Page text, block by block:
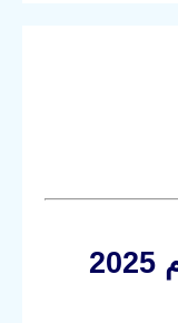
العمل الموسمي في هولندا: شروط الحصول على عقد عمل موسمي لعام 2025